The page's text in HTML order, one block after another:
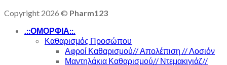
Copyright 2026 © Pharm123
.::ΟΜΟΡΦΙΑ::.
Καθαρισμός Προσώπου
Αφροί Καθαρισμού// Απολέπιση // Λοσιόν
Μαντηλάκια Καθαρισμού// Ντεμακιγιάζ//